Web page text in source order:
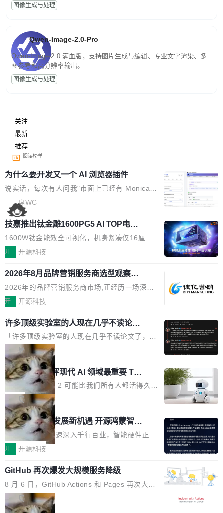
图像生成与处理
Qwen-Image-2.0-Pro
Qwen-Image-2.0 满血版，支持图片生成与编辑、专业文字渲染、多
图参考和高分辨率输出。
图像生成与处理
关注
最新
推荐
阅读榜单
为什么要开发又一个 AI 浏览器插件
说实话，每次有人问我"市面上已经有 Monica、
Sider、Copilot for Chrome 这些 AI 浏览器插件
了，你为什么还要再做一个"，我都觉得这个问题
问得好。 因为我自己也是从用户变成开发者的。
现有产品的天花板 我用过不少 AI 浏览器插件。
刚开始觉得都挺好——选中一段文字，弹出解
要。但用久了你会发现，它们本质上都是同一类
东西：一个带网页上下文的聊天框。 它们能读取
页面的文本，然后把文本丢给大模型，再返回一
段回答。仅此而已。 这当然有用，但总觉得差点
意思。比如我在一个后台管理系统里，需要填50
个表单字段，每个字段还有联动逻辑；比如我
想...
席WC
技嘉推出钛金雕1600PG5 AI TOP电
源：为发烧级主机与本地AI算力打造旗
舰供电方案
1600W钛金能效全可视化，机身紧凑仅16厘米
继2026台北电脑展首度亮相后，技嘉科技近日正
电源专为发烧级DIY主机与本地AI算力平台打
造，整机长度仅16厘米，提供1600W额定功率
与80PLUS钛金能效；支持ATX 3.1与PCIe 5.1
规范，结合服务器级元件、完善供电线材与内置
实时LCD监控屏，可充分满足当下高阶PC主机
的严苛使用需求。 澎湃功率，紧凑机身 钛金雕1
600PG5 AI TOP具备强悍输出功率，同时实现
机身尺寸大幅精简。整机长度仅16厘米，属于同
功率段机身尺寸十分紧凑的1600W电源产品。小
巧机身有效提升市面主流标准A...
开 开源科技
2026年8月品牌营销服务商选型观察：
从流量思维到品牌资产思维的范式转移
2026年的品牌营销服务商市场,正经历一场深刻
的价值重构。全球全案品牌代理机构市场从2025
复合增长率达5.44%,预计2032年将突破120亿美
元。数字广告与公共关系相关服务市场更是从20
25年的8463亿美元扩张至2026年的8763亿美
元。数字的背后是一个清晰的事实——品牌对专
业化营销服务的需求从未如此迫切。 但市场扩容
的同时,服务商的竞争逻辑正在改变。2026年Top
Agency年度合辑的观察指出,“产品”这个离消费
者最近的载体,在整个品牌营销层面的权重显著变
高了。全域营销服务商的竞争正在从规模转向深
度,案例厚度、全域覆盖、多线协同...
开 开源科技
许多顶级实验室的人现在几乎不读论文
了
「许多顶级实验室的人现在几乎不读论文了，而
且他们认为 ICLR/ICML/NeurIPS 充斥着大量过
度宣传和欺诈。」 OpenAI 研究员 Keller Jorda
n 这条推文引发了广泛讨论。他不是在说风凉
话，他是说出了一个圈内人尽皆知但很少公开捅
破的事实。 Jordan 随后补充了一句软化声明：
「我不认为这些会议上大部分论文都在过度宣传
或造假。问题是，作为读者，如果你筛选出那些
看起来最令人兴奋的论文，那它们大部分都是过
度宣传的。」 这才是真正的痛点。不是所有论文
都有问题，是最吸引眼球的那批论文最有问题。
他引用的帖子来自 Mathew Shen，一位 ICLR 2
026 的读者：「看了篇 ...
局
xAI 前工程师评现代 AI 领域最重要 Top
3 开源项目
Flash Attention 2 可能比我们所有人都活得久。
这句话不是来自某个技术博客，而是出自 Hieu
Pham 的一条推文。Hieu Pham 是谁？他是 xAI
的早期工程师之一，在 Grok 训练基础设施团队
工作过。近日他在 X 上发了一条帖子，列出了他
认为现代 AI 领域最重要的三个开源项目。 第一
理由很具体。FA 系列不需要解释，但 FA2 是他
认为最重要的一个——复杂度恰到好处，刚好能
驱动你去学 CuTe，但还没被那些"邪恶的" Hopp
er++ 优化所淹没，足够容易修改和适配。 更关
局
共商智能硬件发展新机遇 开源鸿蒙智能
硬件开发者日杭州站即将举行
随着万物智联加速深入千行百业，智能硬件正从
单点设备迈向智能化、网联化、协同化发展。作
鸿蒙通过统一技术底座和分布式能力，为不同类
型智能设备的开发、连接与互联提供关键支撑，
也为产业链企业探索产品创新与商业增长打开新
的空间。 8月14日，开源鸿蒙智能硬件开发者日
开 开源科技
GitHub 再次爆发大规模服务降级
8 月 6 日，GitHub Actions 和 Pages 再次大规
模服务降级，Actions 完全不可用超过 5 小时，
webhook 停发，连自托管 runner 也因调度层故
局